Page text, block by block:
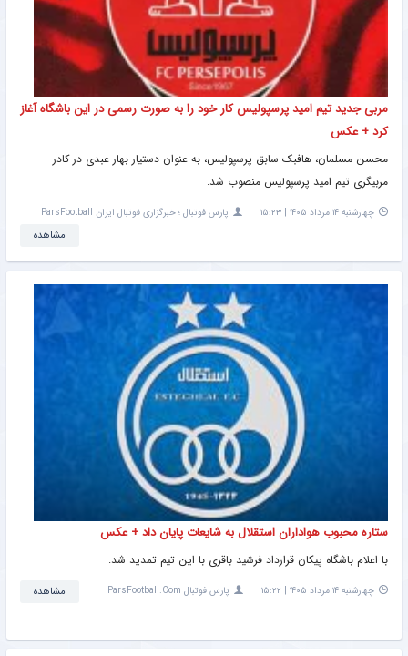
مربی جدید تیم امید پرسپولیس کار خود را به صورت رسمی در این باشگاه آغاز
کرد + عکس
محسن مسلمان، هافبک سابق پرسپولیس، به عنوان دستیار بهار عبدی در کادر
مربیگری تیم امید پرسپولیس منصوب شد.
چهارشنبه ۱۴ مرداد ۱۴۰۵ | ۱۵:۲۳ پارس فوتبال ؛ خبرگزاری فوتبال ایران ParsFootball
مشاهده
ستاره محبوب هواداران استقلال به شایعات پایان داد + عکس
با اعلام باشگاه پیکان قرارداد فرشید باقری با این تیم تمدید شد.
چهارشنبه ۱۴ مرداد ۱۴۰۵ | ۱۵:۲۲ پارس فوتبال ParsFootball.Com مشاهده